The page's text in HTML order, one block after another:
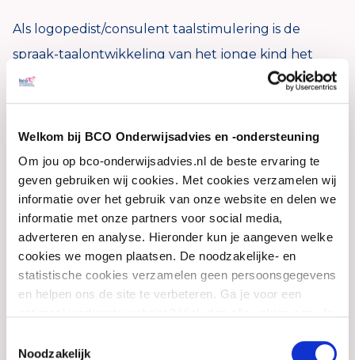
Welkom bij BCO Onderwijsadvies en -ondersteuning
Om jou op bco-onderwijsadvies.nl de beste ervaring te
geven gebruiken wij cookies. Met cookies verzamelen wij
informatie over het gebruik van onze website en delen we
informatie met onze partners voor social media,
adverteren en analyse. Hieronder kun je aangeven welke
cookies we mogen plaatsen. De noodzakelijke- en
statistische cookies verzamelen geen persoonsgegevens
en helpen ons de site te verbeteren. Ga je voor een
Noodzakelijk
Als logopedist/consulent taalstimulering is de
spraak-taalontwikkeling van het jonge kind het
centrale thema in mijn werk, maar ik bekijk dit
altijd in de context van de brede ontwikkeling.
Ik observeer al spelend kinderen, screen en
geef adviezen, verwijs indien nodig. Ik maak
gebruik van de Hanen-principes uit “Praten doe
je met zijn tweeën” en ondersteunende
gebaren in mijn advisering aan pedagogisch
medewerkers en ouders. Daarnaast heb ik
expertise opgebouwd op het gebied van
Na mijn afstuderen als logopedist in 1990 ben ik